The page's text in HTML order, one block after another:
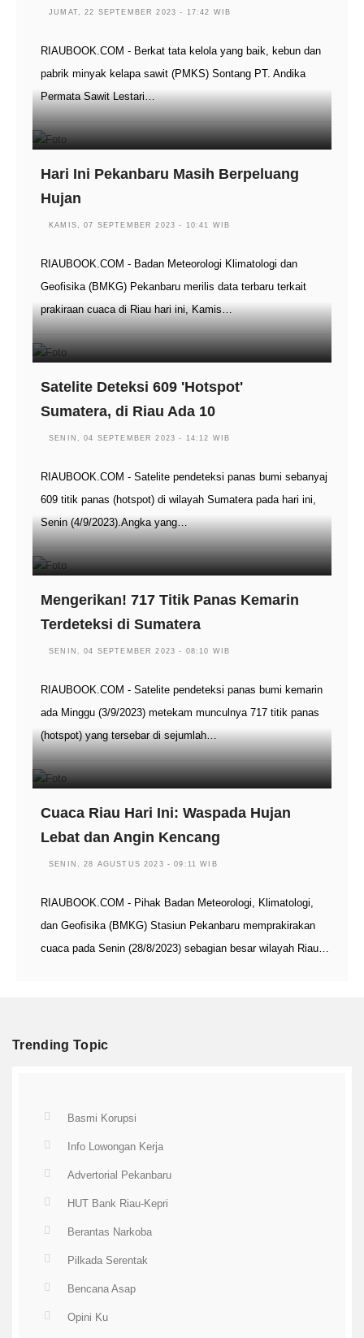
JUMAT, 22 SEPTEMBER 2023 - 17:42 WIB
RIAUBOOK.COM - Berkat tata kelola yang baik, kebun dan
pabrik minyak kelapa sawit (PMKS) Sontang PT. Andika
Permata Sawit Lestari…
Hari Ini Pekanbaru Masih Berpeluang
Hujan
KAMIS, 07 SEPTEMBER 2023 - 10:41 WIB
RIAUBOOK.COM - Badan Meteorologi Klimatologi dan
Geofisika (BMKG) Pekanbaru merilis data terbaru terkait
prakiraan cuaca di Riau hari ini, Kamis…
Satelite Deteksi 609 'Hotspot'
Sumatera, di Riau Ada 10
SENIN, 04 SEPTEMBER 2023 - 14:12 WIB
RIAUBOOK.COM - Satelite pendeteksi panas bumi sebanyaj
609 titik panas (hotspot) di wilayah Sumatera pada hari ini,
Senin (4/9/2023).Angka yang…
Mengerikan! 717 Titik Panas Kemarin
Terdeteksi di Sumatera
SENIN, 04 SEPTEMBER 2023 - 08:10 WIB
RIAUBOOK.COM - Satelite pendeteksi panas bumi kemarin
ada Minggu (3/9/2023) metekam munculnya 717 titik panas
(hotspot) yang tersebar di sejumlah…
Cuaca Riau Hari Ini: Waspada Hujan
Lebat dan Angin Kencang
SENIN, 28 AGUSTUS 2023 - 09:11 WIB
RIAUBOOK.COM - Pihak Badan Meteorologi, Klimatologi,
dan Geofisika (BMKG) Stasiun Pekanbaru memprakirakan
cuaca pada Senin (28/8/2023) sebagian besar wilayah Riau…
Trending Topic
Basmi Korupsi
Info Lowongan Kerja
Advertorial Pekanbaru
HUT Bank Riau-Kepri
Berantas Narkoba
Pilkada Serentak
Bencana Asap
Opini Ku